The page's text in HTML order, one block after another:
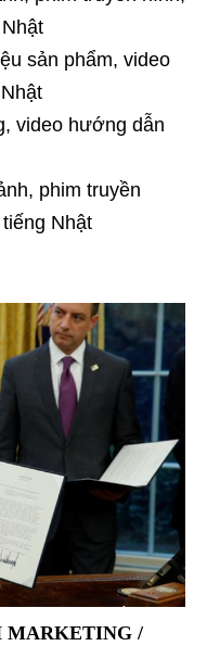
sản phẩm, video
video hướng dẫn
phim truyền
Nhật
MARKETING /